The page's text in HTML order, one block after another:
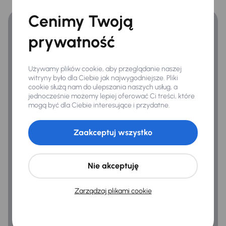
Automatyczne swiatla dzienne
Bezkluczowe otwieranie auta
Czujniki parkowania prz. i tył
Dzienne swiatla LED
Elektr. składane lusterka
Elektryczne lusterka
Oryginalne Alufelgi
Podwojne szyby
Przednie światła LED
Relingi dachowe
Cenimy Twoją
prywatność
Używamy plików cookie, aby przeglądanie naszej
witryny było dla Ciebie jak najwygodniejsze. Pliki
cookie służą nam do ulepszania naszych usług, a
jednocześnie możemy lepiej oferować Ci treści, które
mogą być dla Ciebie interesujące i przydatne.
Zarządzaj plikami cookie
Nie akceptuję
Zaakceptuj wszystko